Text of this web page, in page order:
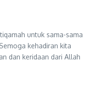
untuk sama-sama
kehadiran kita
dan keridaan dari Allah